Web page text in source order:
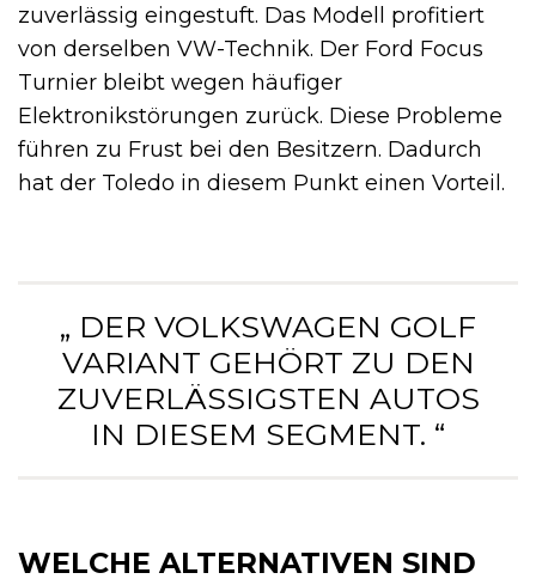
zuverlässig eingestuft. Das Modell profitiert
von derselben VW-Technik. Der Ford Focus
Turnier bleibt wegen häufiger
Elektronikstörungen zurück. Diese Probleme
führen zu Frust bei den Besitzern. Dadurch
hat der Toledo in diesem Punkt einen Vorteil.
„ DER VOLKSWAGEN GOLF
VARIANT GEHÖRT ZU DEN
ZUVERLÄSSIGSTEN AUTOS
IN DIESEM SEGMENT. “
WELCHE ALTERNATIVEN SIND